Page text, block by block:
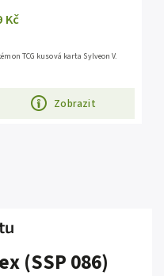
Kč
Zobrazit
TCG kusová karta Sylveon V.
(SSP 086)